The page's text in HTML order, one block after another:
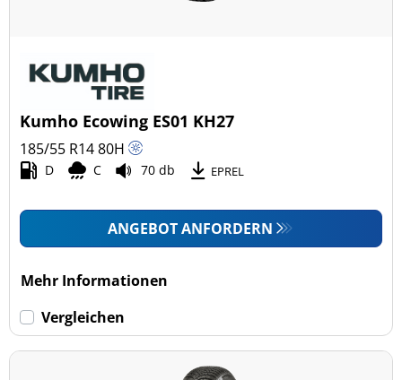
Kumho Ecowing ES01 KH27
185/55 R1480H
D C 70 db EPREL
ANGEBOT ANFORDERN
Mehr Informationen
Vergleichen